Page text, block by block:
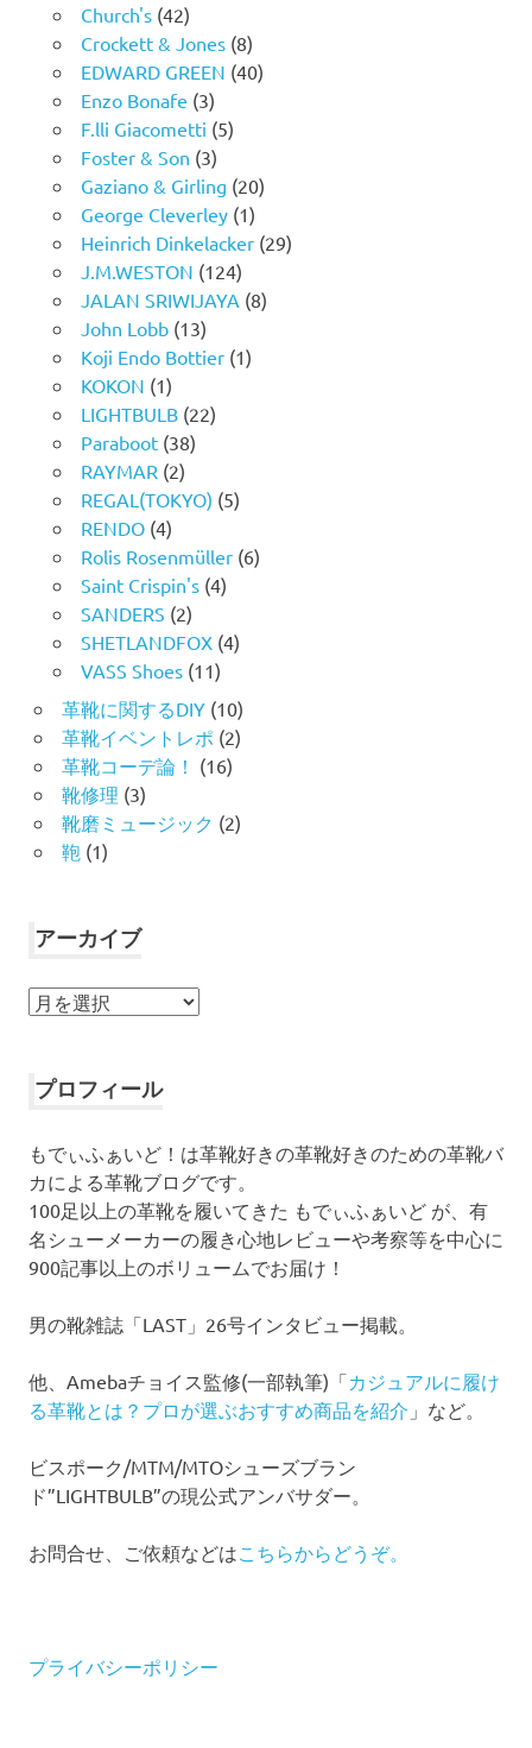
Church's(42)
Crockett & Jones(8)
EDWARD GREEN (40)
Enzo Bonafe (3)
F.lli Giacometti (5)
Foster & Son (3)
Gaziano & Girling (20)
George Cleverley(1)
Heinrich Dinkelacker(29)
J.M.WESTON (124)
JALAN SRIWIJAYA (8)
John Lobb(13)
Koji Endo Bottier(1)
KOKON (1)
LIGHTBULB(22)
Paraboot(38)
RAYMAR (2)
REGAL(TOKYO) (5)
RENDO(4)
Rolis Rosenmüller(6)
Saint Crispin's(4)
SANDERS (2)
SHETLANDFOX(4)
VASS Shoes(11)
革靴に関するDIY(10)
革靴イベントレポ (2)
革靴コーデ論！ (16)
靴修理 (3)
靴磨ミュージック (2)
鞄 (1)
アーカイブ
ア
イ
プロフィール
もでぃふぁいど！は革靴好きの革靴好きのための革靴バ
カによる革靴ブログです。
100足以上の革靴を履いてきた もでぃふぁいど が、有
名シューメーカーの履き心地レビューや考察等を中心に
900記事以上のボリュームでお届け！
男の靴雑誌「LAST」26号インタビュー掲載。
他、Amebaチョイス監修(一部執筆)「カジュアルに履け
る革靴とは？プロが選ぶおすすめ商品を紹介 」など。
ビスポーク/MTM/MTOシューズブラン
ド”LIGHTBULB”の現公式アンバサダー。
お問合せ、ご依頼などは こちらからどうぞ。
プライバシーポリシー